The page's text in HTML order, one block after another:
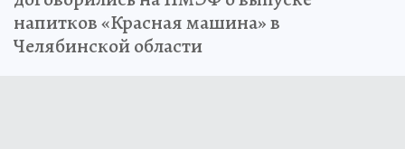
напитков «Красная машина» в
Челябинской области